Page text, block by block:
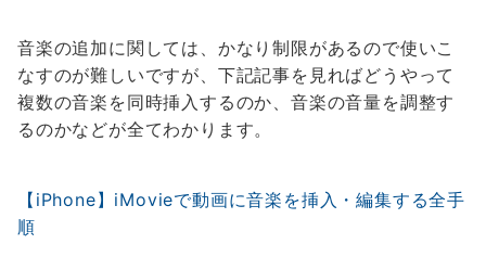
音楽の追加に関しては、かなり制限があるので使いこ
なすのが難しいですが、下記記事を見ればどうやって
複数の音楽を同時挿入するのか、音楽の音量を調整す
るのかなどが全てわかります。
【iPhone】iMovieで動画に音楽を挿入・編集する全手
順